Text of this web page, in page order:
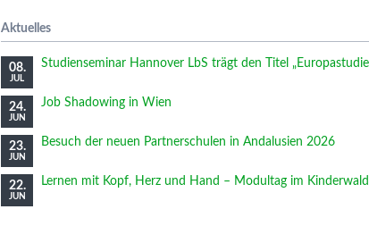
Aktuelles
08.
JUL
Studienseminar Hannover LbS trägt den Titel
24.
JUN
Job Shadowing in Wien
23.
JUN
Besuch der neuen Partnerschulen in Andalusien 2026
22.
JUN
Lernen mit Kopf, Herz und Hand – Modultag im